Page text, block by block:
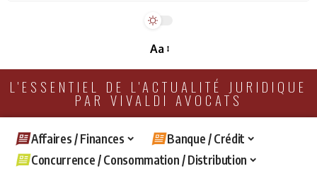
Aa
L'ESSENTIEL DE L'ACTUALITÉ JURIDIQUE
PAR VIVALDI AVOCATS
Affaires / Finances
Banque / Crédit
Concurrence / Consommation / Distribution